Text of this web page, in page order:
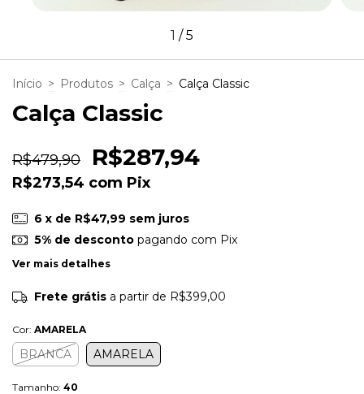
1 /5
Início > Produtos > Calça > Calça Classic
Calça Classic
R$479,90 R$287,94
R$273,54 com Pix
6 x de R$47,99 sem juros
5% de descontopagando com Pix
Ver mais detalhes
Frete grátis a partir de R$399,00
Cor: AMARELA
BRANCA AMARELA
Tamanho: 40